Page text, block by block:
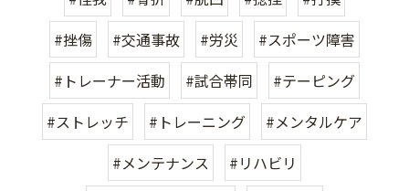
#挫傷
#交通事故 #労災
#スポーツ障害
#トレーナー活動
#試合帯同
#テーピング
#ストレッチ
#トレーニング
#メンタルケア
#メンテナンス
#リハビリ